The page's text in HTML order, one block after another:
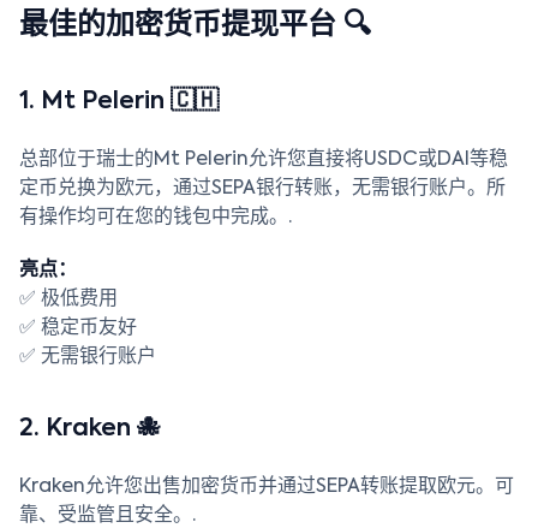
最佳的加密货币提现平台 🔍
1. Mt Pelerin 🇨🇭
总部位于瑞士的Mt Pelerin允许您直接将USDC或DAI等稳
定币兑换为欧元，通过SEPA银行转账，无需银行账户。所
有操作均可在您的钱包中完成。.
亮点：
✅ 极低费用
✅ 稳定币友好
✅ 无需银行账户
2. Kraken 🐙
Kraken允许您出售加密货币并通过SEPA转账提取欧元。可
靠、受监管且安全。.